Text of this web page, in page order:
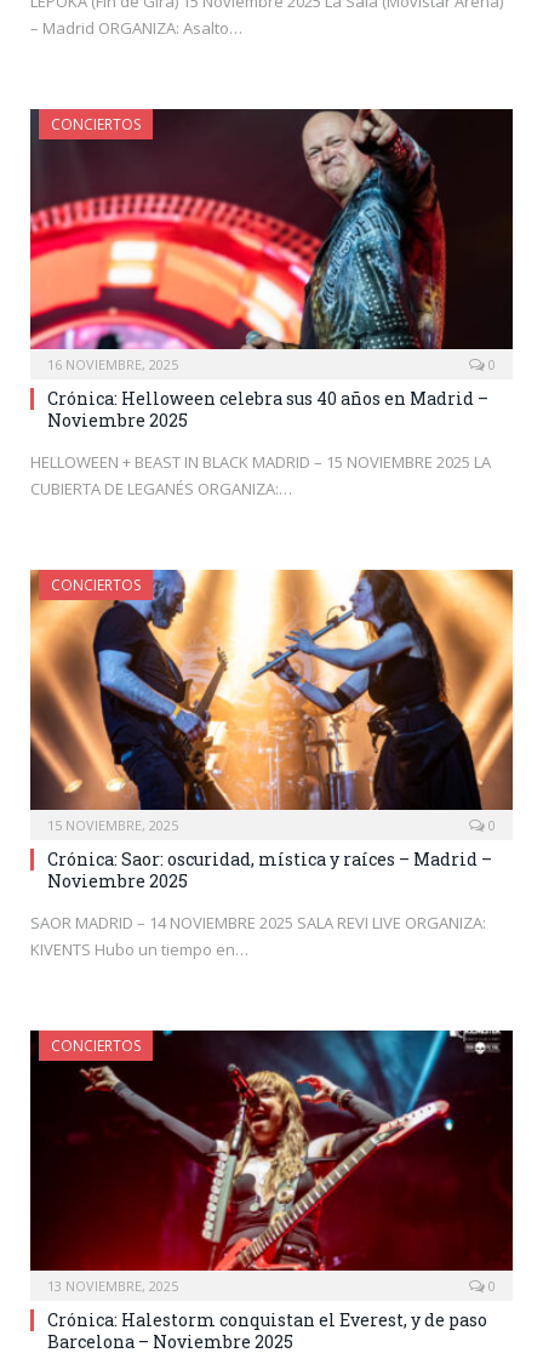
– Madrid ORGANIZA: Asalto…
CONCIERTOS
16 NOVIEMBRE, 2025 0
Crónica: Helloween celebra sus 40 años en Madrid –
Noviembre 2025
HELLOWEEN + BEAST IN BLACK MADRID – 15 NOVIEMBRE 2025 LA
CUBIERTA DE LEGANÉS ORGANIZA:…
CONCIERTOS
15 NOVIEMBRE, 2025 0
Crónica: Saor: oscuridad, mística y raíces – Madrid –
Noviembre 2025
SAOR MADRID – 14 NOVIEMBRE 2025 SALA REVI LIVE ORGANIZA:
KIVENTS Hubo un tiempo en…
CONCIERTOS
13 NOVIEMBRE, 2025 0
Crónica: Halestorm conquistan el Everest, y de paso
Barcelona – Noviembre 2025